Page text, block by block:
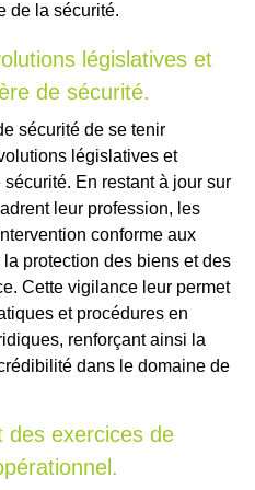
de la sécurité.
législatives et
de sécurité.
sécurité de se tenir
législatives et
En restant à jour sur
leur profession, les
conforme aux
protection des biens et des
Cette vigilance leur permet
et procédures en
renforçant ainsi la
dans le domaine de
des exercices de